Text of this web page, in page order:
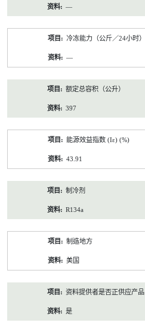
—
冷冻能力（公斤／24小时）
—
额定总容积（公升）
397
能源效益指数 (Iε) (%)
43.91
制冷剂
R134a
制造地方
美国
资料提供者是否正供应产品
是